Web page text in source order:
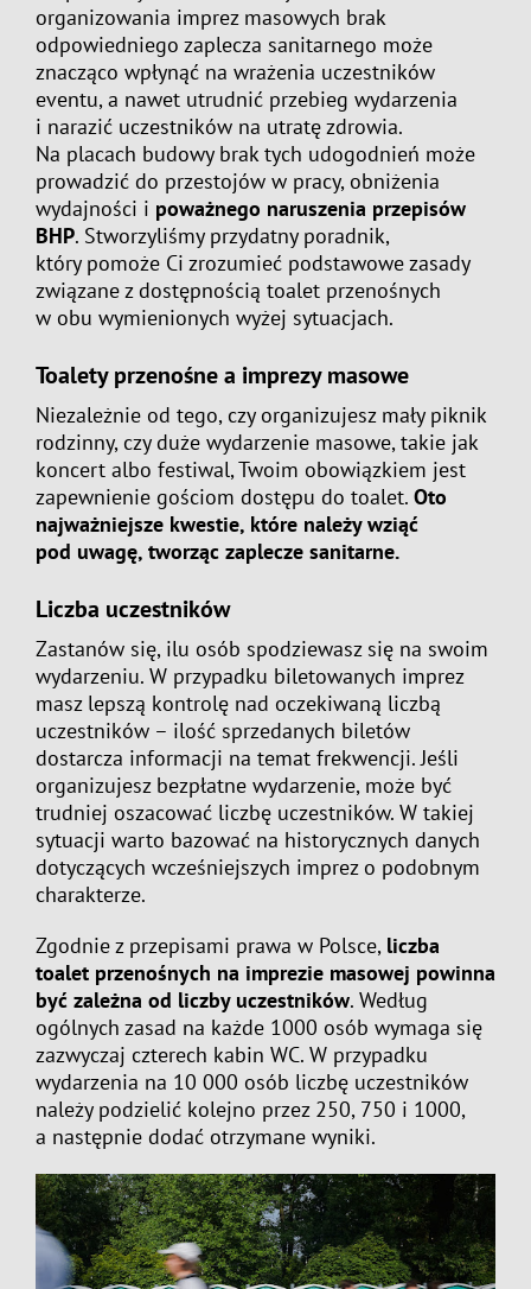
organizowania imprez masowych brak
odpowiedniego zaplecza sanitarnego może
znacząco wpłynąć na wrażenia uczestników
eventu, a nawet utrudnić przebieg wydarzenia
i narazić uczestników na utratę zdrowia.
Na placach budowy brak tych udogodnień może
prowadzić do przestojów w pracy, obniżenia
wydajności i poważnego naruszenia przepisów
BHP. Stworzyliśmy przydatny poradnik,
który pomoże Ci zrozumieć podstawowe zasady
związane z dostępnością toalet przenośnych
w obu wymienionych wyżej sytuacjach.
Toalety przenośne a imprezy masowe
Niezależnie od tego, czy organizujesz mały piknik
rodzinny, czy duże wydarzenie masowe, takie jak
koncert albo festiwal, Twoim obowiązkiem jest
zapewnienie gościom dostępu do toalet. Oto
najważniejsze kwestie, które należy wziąć
pod uwagę, tworząc zaplecze sanitarne.
Liczba uczestników
Zastanów się, ilu osób spodziewasz się na swoim
wydarzeniu. W przypadku biletowanych imprez
masz lepszą kontrolę nad oczekiwaną liczbą
uczestników – ilość sprzedanych biletów
dostarcza informacji na temat frekwencji. Jeśli
organizujesz bezpłatne wydarzenie, może być
trudniej oszacować liczbę uczestników. W takiej
sytuacji warto bazować na historycznych danych
dotyczących wcześniejszych imprez o podobnym
charakterze.
Zgodnie z przepisami prawa w Polsce, liczba
toalet przenośnych na imprezie masowej powinna
być zależna od liczby uczestników. Według
ogólnych zasad na każde 1000 osób wymaga się
zazwyczaj czterech kabin WC. W przypadku
wydarzenia na 10 000 osób liczbę uczestników
należy podzielić kolejno przez 250, 750 i 1000,
a następnie dodać otrzymane wyniki.